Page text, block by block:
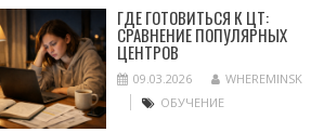
ГДЕ ГОТОВИТЬСЯ К ЦТ:
СРАВНЕНИЕ ПОПУЛЯРНЫХ
ЦЕНТРОВ
09.03.2026
WHEREMINSK
ОБУЧЕНИЕ